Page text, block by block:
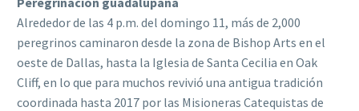
Alrededor de las 4 p.m. del domingo 11, más de 2,000
peregrinos caminaron desde la zona de Bishop Arts en el
oeste de Dallas, hasta la Iglesia de Santa Cecilia en Oak
Cliff, en lo que para muchos revivió una antigua tradición
coordinada hasta 2017 por las Misioneras Catequistas de